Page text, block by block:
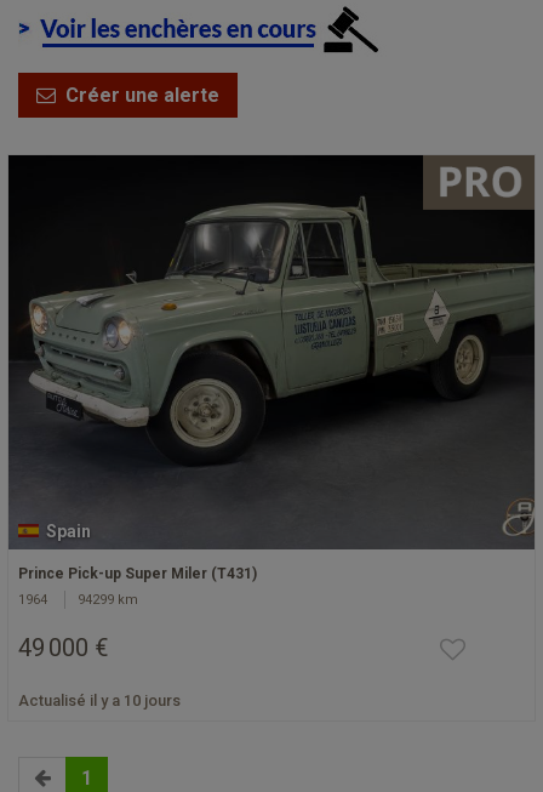
Créer une alerte
Spain
Prince Pick-up Super Miler (T431)
1964 94299 km
49 000 €
Actualisé il y a 10 jours
1